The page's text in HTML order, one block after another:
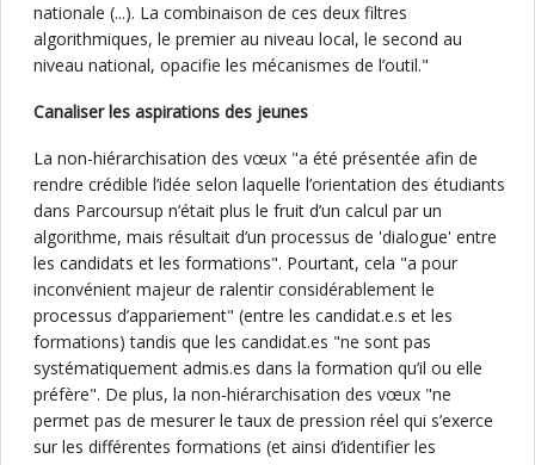
nationale (...). La combinaison de ces deux filtres
algorithmiques, le premier au niveau local, le second au
niveau national, opacifie les mécanismes de l’outil."
Canaliser les aspirations des jeunes
La non-hiérarchisation des vœux "a été présentée afin de
rendre crédible l’idée selon laquelle l’orientation des étudiants
dans Parcoursup n’était plus le fruit d’un calcul par un
algorithme, mais résultait d’un processus de 'dialogue' entre
les candidats et les formations". Pourtant, cela "a pour
inconvénient majeur de ralentir considérablement le
processus d’appariement" (entre les candidat.e.s et les
formations) tandis que les candidat.es "ne sont pas
systématiquement admis.es dans la formation qu’il ou elle
préfère". De plus, la non-hiérarchisation des vœux "ne
permet pas de mesurer le taux de pression réel qui s’exerce
sur les différentes formations (et ainsi d’identifier les